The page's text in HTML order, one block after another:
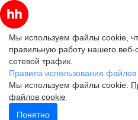
Мы используем файлы cookie,
правильную работу нашего веб-
сетевой трафик.
Правила использования файлов
Мы используем файлы cookie.
файлов cookie
Понятно